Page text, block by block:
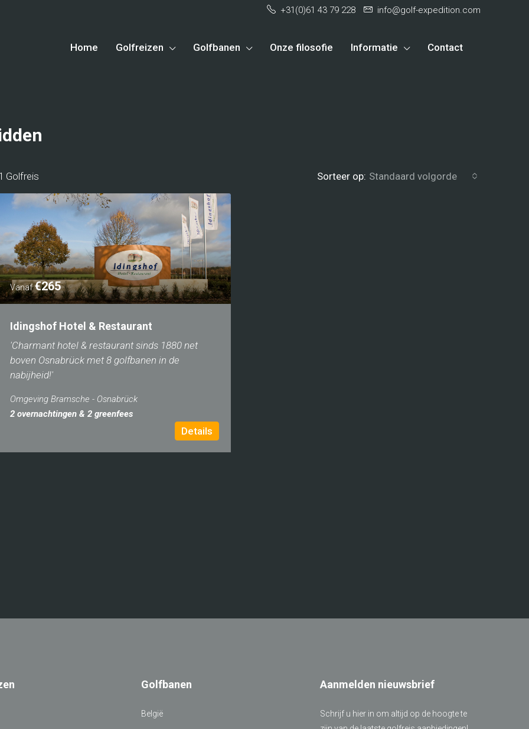
+31(0)61 43 79 228 info@golf-expedition.com
Home Golfreizen Golfbanen Onze filosofie Informatie Contact
Golfreis Sorteer op: Standaard volgorde
Vanaf€265
Idingshof Hotel & Restaurant
'Charmant hotel & restaurant sinds 1880 net
boven Osnabrück met 8 golfbanen in de
nabijheid!'
Omgeving Bramsche - Osnabrück
2 overnachtingen & 2 greenfees
Details
Golfbanen
België
Aanmelden nieuwsbrief
Schrijf u hier in om altijd op de hoogte te